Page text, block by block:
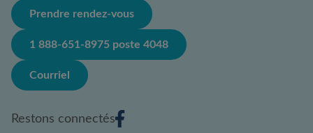
Prendre rendez-vous
1 888-651-8975 poste 4048
Courriel
Restons connectés